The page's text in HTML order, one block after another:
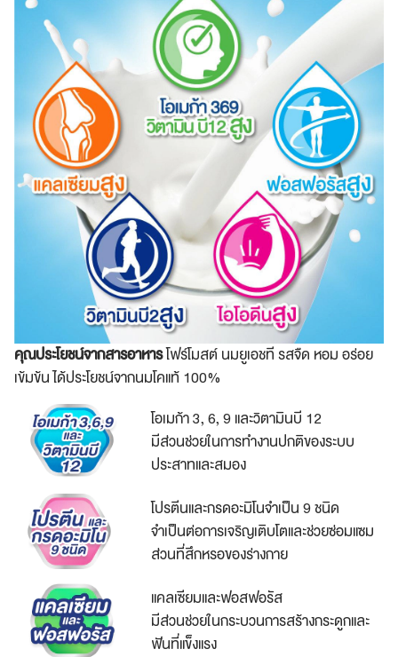
คุณประโยชน์จากสารอาหารโฟร์โมสต์ นมยูเอชที รสจืด หอม อร่อย
เข้มข้น ได้ประโยชน์จากนมโคแท้ 100%
โอเมก้า 3, 6, 9 และวิตามินบี 12
มีส่วนช่วยในการทำงานปกติของระบบ
ประสาทและสมอง
โปรตีนและกรดอะมิโนจำเป็น 9 ชนิด
จำเป็นต่อการเจริญเติบโตและช่วยซ่อมแซม
ส่วนที่สึกหรอของร่างกาย
แคลเซียมและฟอสฟอรัส
มีส่วนช่วยในกระบวนการสร้างกระดูกและ
ฟันที่แข็งแรง